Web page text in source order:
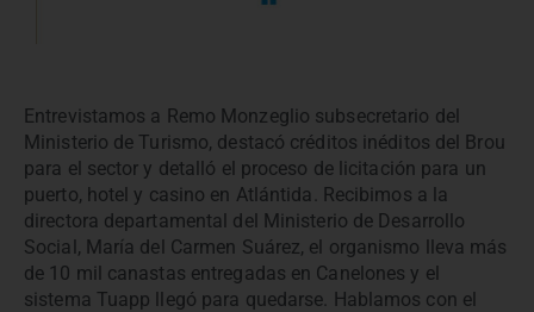
Entrevistamos a Remo Monzeglio subsecretario del
Ministerio de Turismo, destacó créditos inéditos del Brou
para el sector y detalló el proceso de licitación para un
puerto, hotel y casino en Atlántida. Recibimos a la
directora departamental del Ministerio de Desarrollo
Social, María del Carmen Suárez, el organismo lleva más
de 10 mil canastas entregadas en Canelones y el
sistema Tuapp llegó para quedarse. Hablamos con el